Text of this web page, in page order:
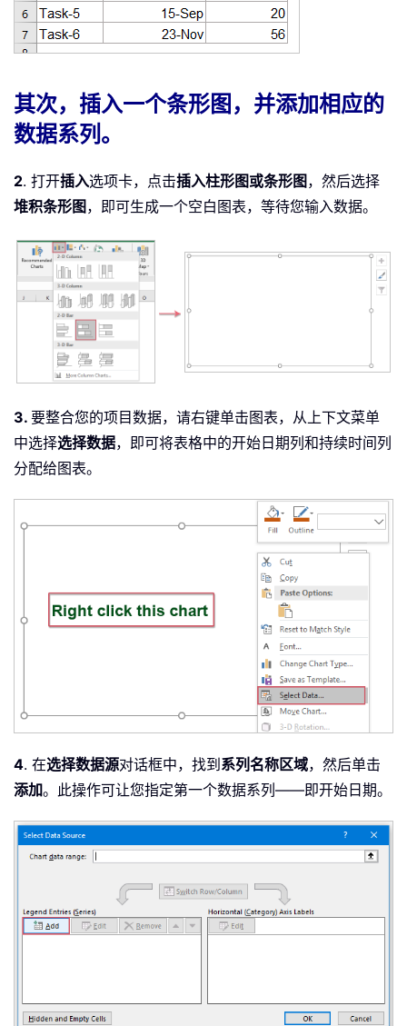
其次，插入一个条形图，并添加相应的
数据系列。
2. 打开插入选项卡，点击插入柱形图或条形图 ，然后选择
堆积条形图 ，即可生成一个空白图表，等待您输入数据。
3. 要整合您的项目数据，请右键单击图表，从上下文菜单
中选择选择数据，即可将表格中的开始日期列和持续时间列
分配给图表。
4. 在选择数据源对话框中，找到系列名称区域，然后单击
添加。此操作可让您指定第一个数据系列——即开始日期。